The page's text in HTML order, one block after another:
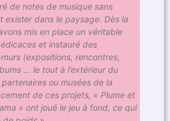
de notes de musique sans
exister dans le paysage. Dès la
mis en place un véritable
et instauré des
(expositions, rencontres,
… le tout à l’extérieur du
ou musées de la
de ces projets, « Plume et
» ont joué le jeu à fond, ce qui